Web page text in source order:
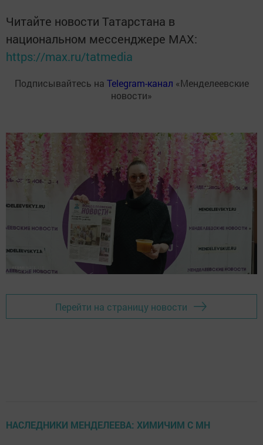
Читайте новости Татарстана в
национальном мессенджере MАХ:
https://max.ru/tatmedia
Подписывайтесь на Telegram-канал «Менделеевские
новости»
Перейти на страницу новости
НАСЛЕДНИКИ МЕНДЕЛЕЕВА: ХИМИЧИМ С МН